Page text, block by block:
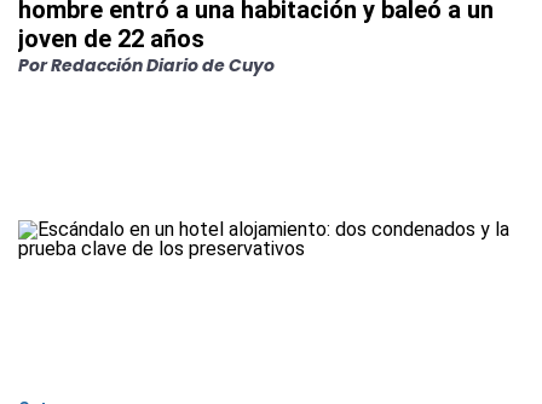
hombre entró a una habitación y baleó a un
joven de 22 años
Por Redacción Diario de Cuyo